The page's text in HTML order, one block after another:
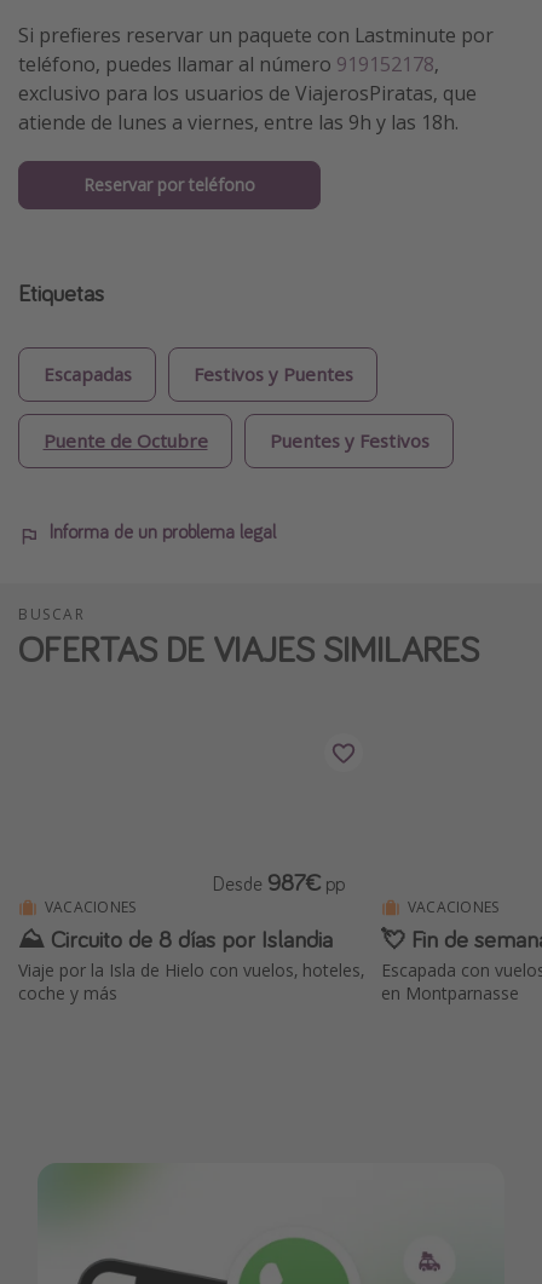
Si prefieres reservar un paquete con Lastminute por
teléfono, puedes llamar al número 919152178,
exclusivo para los usuarios de ViajerosPiratas, que
atiende de lunes a viernes, entre las 9h y las 18h.
Reservar por teléfono
Etiquetas
Escapadas Festivos y Puentes
Puente de Octubre Puentes y Festivos
Informa de un problema legal
BUSCAR
OFERTAS DE VIAJES SIMILARES
VACACIONES
⛰ Circuito de 8 días por Islandia
Viaje por la Isla de Hielo con vuelos, hoteles,
coche y más
Desde 987€ pp
VACACIONES
💘 Fin de
Escapada con
en Montparnasse